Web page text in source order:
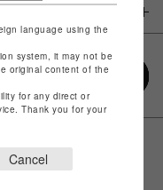
language using the
system, it may not be
original content of the
for any direct or
Thank you for your
Cancel